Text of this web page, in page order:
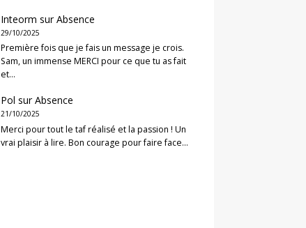
Inteorm surAbsence
29/10/2025
Première fois que je fais un message je crois.
Sam, un immense MERCI pour ce que tu as fait
et…
Pol surAbsence
21/10/2025
Merci pour tout le taf réalisé et la passion ! Un
vrai plaisir à lire. Bon courage pour faire face…